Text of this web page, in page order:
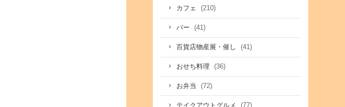
カフェ (210)
バー (41)
百貨店物産展・催し (41)
おせち料理 (36)
お弁当 (72)
テイクアウトグルメ (77)